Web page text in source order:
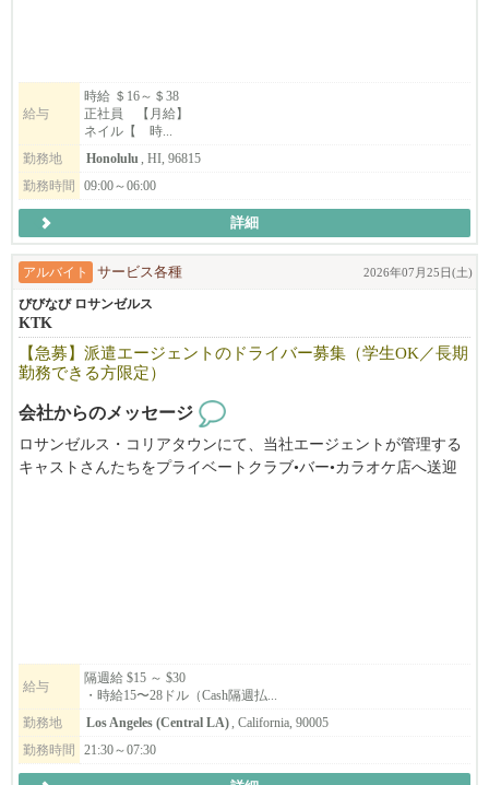
※ネイリスト、アイリストさん、エステティシャンさん大募集し
ております(ライセンス保持者)
（ネイル、まつ毛、フェイシャル、マッサージ、ワックスなど、
どれかひとつで大丈夫です♪）
皆様のご応募を心よりお待ちしております。
給与
時給 ＄16～＄38
正社員 【月給】
ネイル【 時...
勤務地
Honolulu, HI, 96815
勤務時間
09:00～06:00
詳細
アルバイト サービス各種 2026年07月25日(土)
びびなび ロサンゼルス
KTK
【急募】派遣エージェントのドライバー募集（学生OK／長期
勤務できる方限定）
会社からのメッセージ
ロサンゼルス・コリアタウンにて、当社エージェントが管理する
キャストさんたちをプライベートクラブ•バー•カラオケ店へ送迎
給与
隔週給 $15 ～ $30
・時給15〜28ドル（Cash隔週払...
勤務地
Los Angeles (Central LA) , California, 90005
勤務時間
21:30～07:30